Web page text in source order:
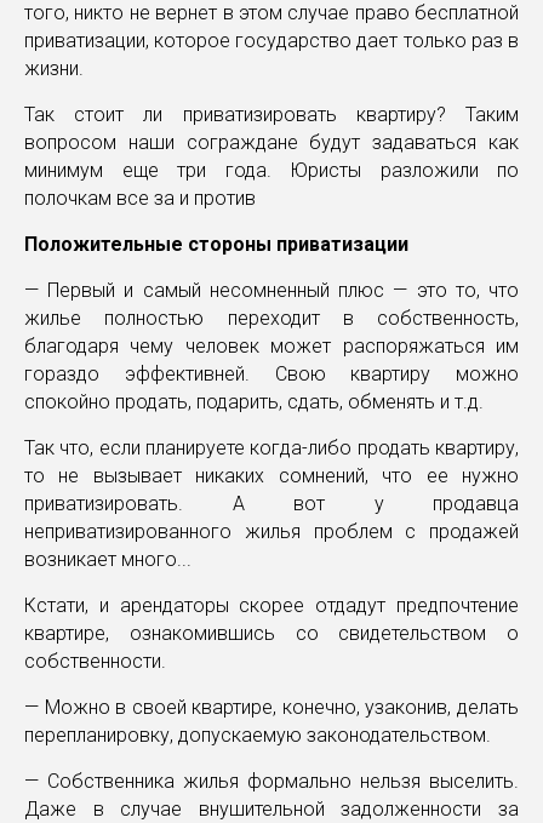
того, никто не вернет в этом случае право бесплатной
приватизации, которое государство дает только раз в
жизни.
Так стоит ли приватизировать квартиру? Таким
вопросом наши сограждане будут задаваться как
минимум еще три года. Юристы разложили по
полочкам все за и против
Положительные стороны приватизации
— Первый и самый несомненный плюс — это то, что
жилье полностью переходит в собственность,
благодаря чему человек может распоряжаться им
гораздо эффективней. Свою квартиру можно
спокойно продать, подарить, сдать, обменять и т.д.
Так что, если планируете когда-либо продать квартиру,
то не вызывает никаких сомнений, что ее нужно
приватизировать. А вот у продавца
неприватизированного жилья проблем с продажей
возникает много...
Кстати, и арендаторы скорее отдадут предпочтение
квартире, ознакомившись со свидетельством о
собственности.
— Можно в своей квартире, конечно, узаконив, делать
перепланировку, допускаемую законодательством.
— Собственника жилья формально нельзя выселить.
Даже в случае внушительной задолженности за